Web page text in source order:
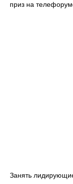
приз на
Занять